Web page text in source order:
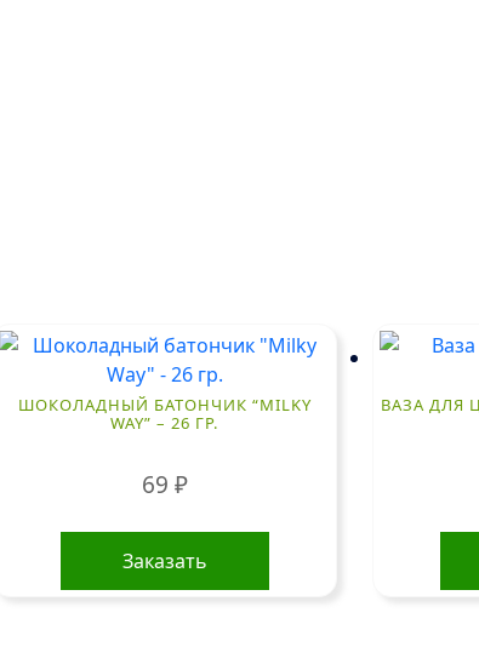
ШОКОЛАДНЫЙ БАТОНЧИК “MILKY
WAY” – 26 ГР.
69 ₽
Заказать
ВАЗА ДЛЯ